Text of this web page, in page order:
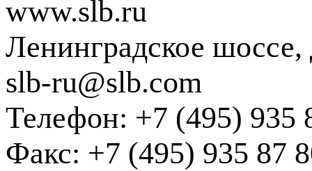
www.slb.ru
Ленинградское
slb-ru@slb.com
Телефон: +7 (495) 935
Факс: +7 (495) 935 87